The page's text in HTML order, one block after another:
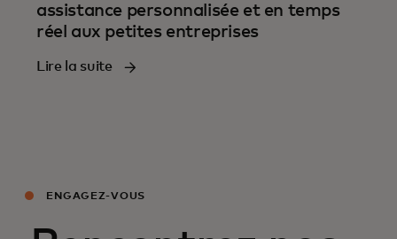
assistance personnalisée et en temps
réel aux petites entreprises
Lire la suite
ENGAGEZ-VOUS